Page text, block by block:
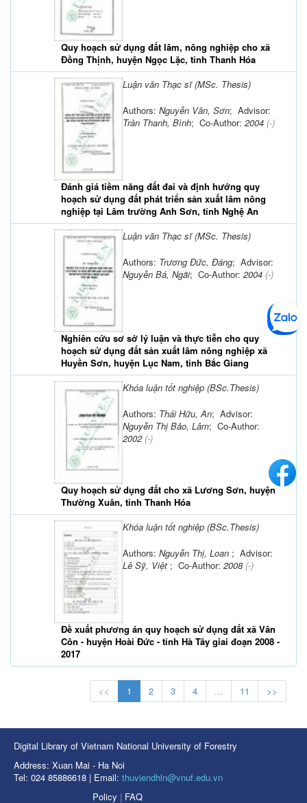
Quy hoạch sử dụng đất lâm, nông nghiệp cho xã
Đồng Thịnh, huyện Ngọc Lặc, tỉnh Thanh Hóa
Luận văn Thạc sĩ (MSc. Thesis)
Đánh giá tiềm năng đất đai và định hướng quy
hoạch sử dụng đất phát triển sản xuất lâm nông
nghiệp tại Lâm trường Anh Sơn, tỉnh Nghệ An
Authors: Nguyễn Văn, Sơn; Advisor:
Trần Thanh, Bình; Co-Author: 2004 (-)
Luận văn Thạc sĩ (MSc. Thesis)
Nghiên cứu sơ sở lý luận và thực tiễn cho quy
hoạch sử dụng đất sản xuất lâm nông nghiệp xã
Huyền Sơn, huyện Lục Nam, tỉnh Bắc Giang
Authors: Trương Đức, Đáng; Advisor:
Nguyễn Bá, Ngãi; Co-Author: 2004 (-)
Khóa luận tốt nghiệp (BSc.Thesis)
Quy hoạch sử dụng đất cho xã Lương Sơn, huyện
Thường Xuân, tỉnh Thanh Hóa
Authors: Thái Hữu, An; Advisor:
Nguyễn Thị Bảo, Lâm; Co-Author:
2002(-)
Khóa luận tốt nghiệp (BSc.Thesis)
Đề xuất phương án quy hoạch sử dụng đất xã Vân
Côn - huyện Hoài Đức - tỉnh Hà Tây giai đoạn 2008 -
2017
Authors: Nguyễn Thị, Loan ; Advisor:
Lê Sỹ, Việt ; Co-Author: 2008 (-)
<< 1 2 3 4 ... 11 >>
Digital Library of Vietnam National University of Forestry
Address: Xuan Mai - Ha Noi
Tel: 024 85886618 | Email: thuviendhln@vnuf.edu.vn
Policy | FAQ